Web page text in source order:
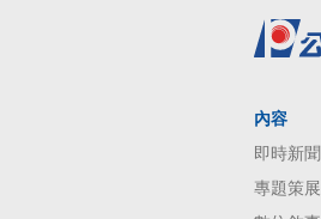
內容
即時新聞
專題策展